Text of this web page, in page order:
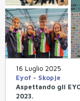
16 Luglio 2025
Eyof - Skopje
Aspettando gli
2023.